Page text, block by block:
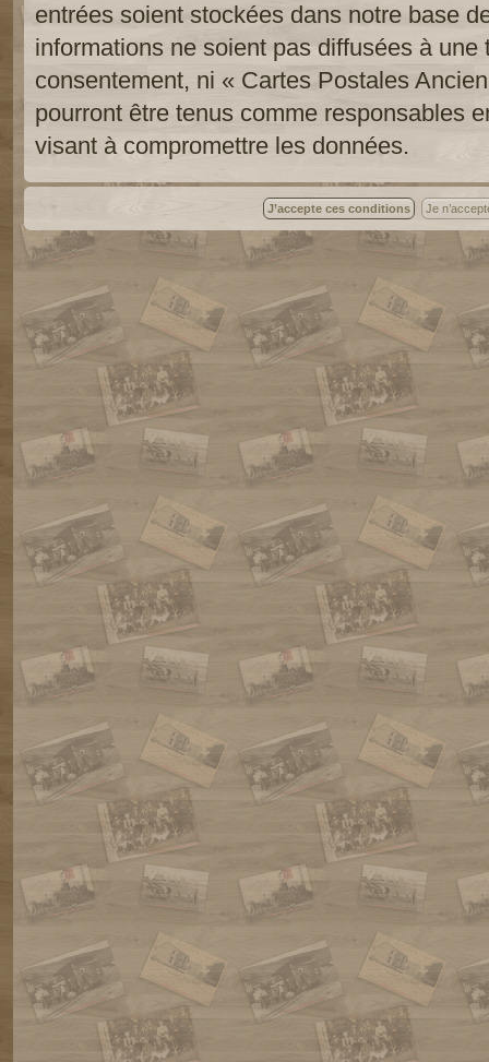
entrées soient stockées dans notre base
informations ne soient pas diffusées à une
consentement, ni « Cartes Postales
pourront être tenus comme responsables
visant à compromettre les données.